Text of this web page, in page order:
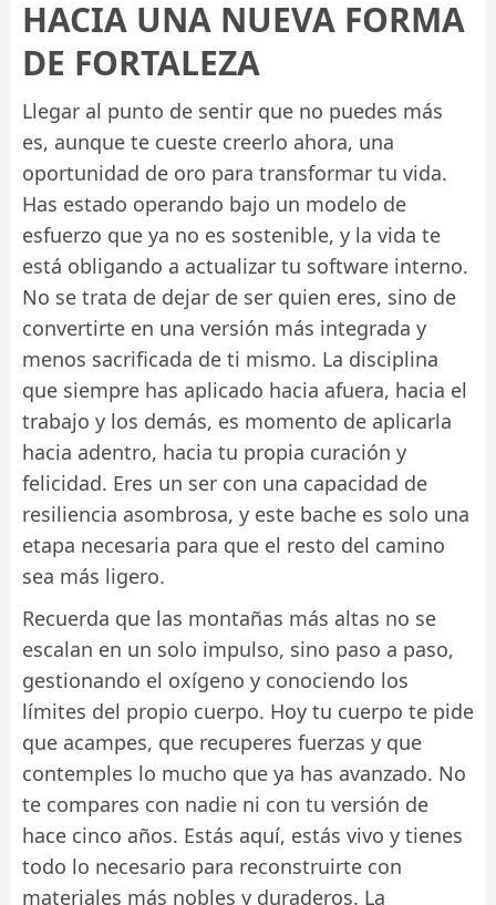
HACIA UNA NUEVA FORMA
DE FORTALEZA
Llegar al punto de sentir que no puedes más
es, aunque te cueste creerlo ahora, una
oportunidad de oro para transformar tu vida.
Has estado operando bajo un modelo de
esfuerzo que ya no es sostenible, y la vida te
está obligando a actualizar tu software interno.
No se trata de dejar de ser quien eres, sino de
convertirte en una versión más integrada y
menos sacrificada de ti mismo. La disciplina
que siempre has aplicado hacia afuera, hacia el
trabajo y los demás, es momento de aplicarla
hacia adentro, hacia tu propia curación y
felicidad. Eres un ser con una capacidad de
resiliencia asombrosa, y este bache es solo una
etapa necesaria para que el resto del camino
sea más ligero.
Recuerda que las montañas más altas no se
escalan en un solo impulso, sino paso a paso,
gestionando el oxígeno y conociendo los
límites del propio cuerpo. Hoy tu cuerpo te pide
que acampes, que recuperes fuerzas y que
contemples lo mucho que ya has avanzado. No
te compares con nadie ni con tu versión de
hace cinco años. Estás aquí, estás vivo y tienes
todo lo necesario para reconstruirte con
materiales más nobles y duraderos. La